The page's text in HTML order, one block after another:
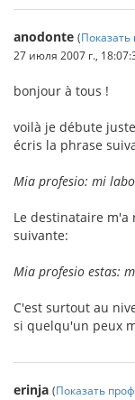
anodonte (
27 июля 2007 г.,
bonjour à tous !
voilà je débute
écris la phrase
Mia profesio: mi
Le destinataire
suivante:
Mia profesio estas:
C'est surtout au
si quelqu'un peux
erinja (Показать